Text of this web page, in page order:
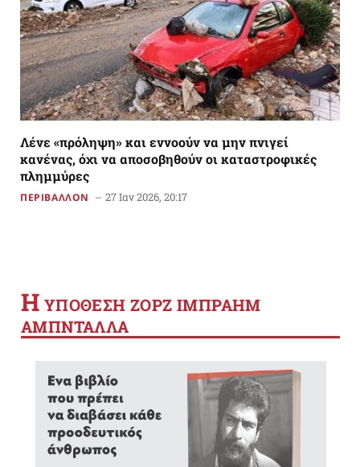
Λένε «πρόληψη» και εννοούν να μην πνιγεί
κανένας, όχι να αποσοβηθούν οι καταστροφικές
πλημμύρες
ΠΕΡΙΒΑΛΛΟΝ 27 Ιαν 2026, 20:17
Η YΠΟΘΕΣΗ ΖΟΡΖ ΙΜΠΡΑΗΜ
ΑΜΠΝΤΑΛΛΑ